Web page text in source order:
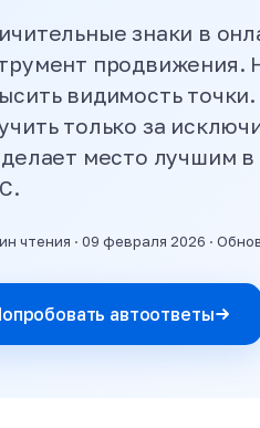
знаки в
продвижения.
видимость
только за
место лучшим
чтения · 09 февраля 2026 ·
автоответы